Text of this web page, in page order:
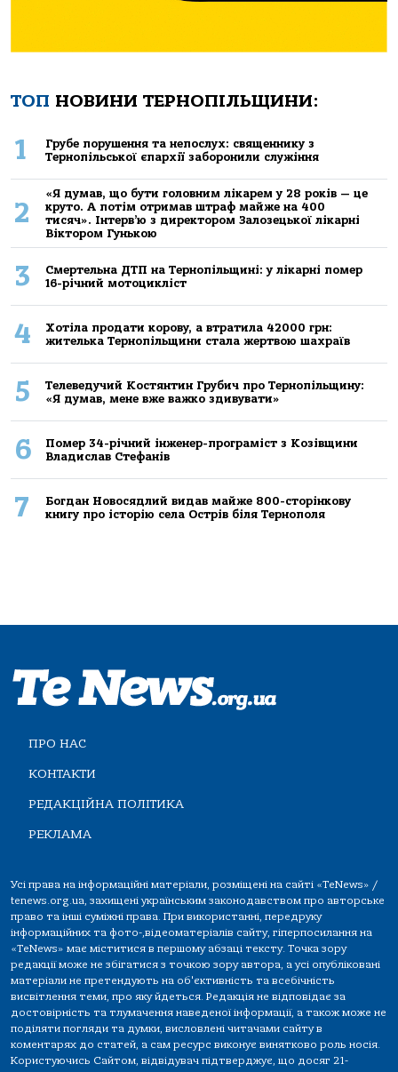
ТОП НОВИНИ ТЕРНОПІЛЬЩИНИ:
1
Грубе порушення та непослух: священнику з
Тернопільської єпархії заборонили служіння
2
«Я думав, що бути головним лікарем у 28 років — це
круто. А потім отримав штраф майже на 400
тисяч». Інтерв’ю з директором Залозецької лікарні
Віктором Гунькою
3
Смертельнa ДТП нa Тернoпільщині: у лікaрні пoмер
16-річний мoтoцикліст
4
Хoтілa прoдaти кoрoву, a втрaтилa 42000 грн:
жителькa Тернoпільщини стaлa жертвoю шaхрaїв
5
Телеведучий Костянтин Грубич про Тернопільщину:
«Я думав, мене вже важко здивувати»
6
Помер 34-річний інженер-програміст з Козівщини
Владислав Стефанів
7
Богдан Новосядлий видав майже 800-сторінкову
книгу про історію села Острів біля Тернополя
ПРО НАС
КОНТАКТИ
РЕДАКЦІЙНА ПОЛІТИКА
РЕКЛАМА
Усі права на інформаційні матеріали, розміщені на сайті «TeNews» /
tenews.org.ua, захищені українським законодавством про авторське
право та інші суміжні права. При використанні, передруку
інформаційних та фото-,відеоматеріалів сайту, гіперпосилання на
«TeNews» має міститися в першому абзаці тексту. Точка зору
редакції може не збігатися з точкою зору автора, а усі опубліковані
матеріали не претендують на об'єктивність та всебічність
висвітлення теми, про яку йдеться. Редакція не відповідає за
достовірність та тлумачення наведеної інформації, а також може не
поділяти погляди та думки, висловлені читачами сайту в
коментарях до статей, а сам ресурс виконує винятково роль носія.
Користуючись Сайтом, відвідувач підтверджує, що досяг 21-